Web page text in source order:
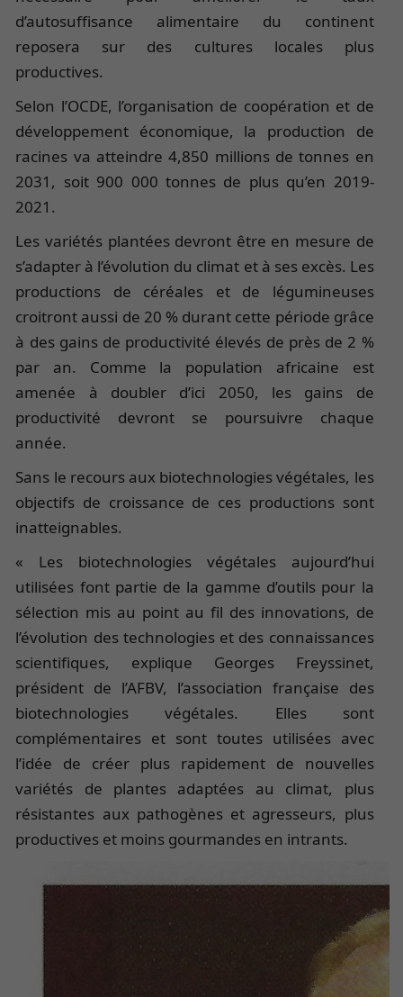
d’autosuffisance alimentaire du continent
reposera sur des cultures locales plus
productives.
Selon l’OCDE, l’organisation de coopération et de
développement économique, la production de
racines va atteindre 4,850 millions de tonnes en
2031, soit 900 000 tonnes de plus qu’en 2019-
2021.
Les variétés plantées devront être en mesure de
s’adapter à l’évolution du climat et à ses excès. Les
productions de céréales et de légumineuses
croitront aussi de 20 % durant cette période grâce
à des gains de productivité élevés de près de 2 %
par an. Comme la population africaine est
amenée à doubler d’ici 2050, les gains de
productivité devront se poursuivre chaque
année.
Sans le recours aux biotechnologies végétales, les
objectifs de croissance de ces productions sont
inatteignables.
« Les biotechnologies végétales aujourd’hui
utilisées font partie de la gamme d’outils pour la
sélection mis au point au fil des innovations, de
l’évolution des technologies et des connaissances
scientifiques, explique Georges Freyssinet,
président de l’AFBV, l’association française des
biotechnologies végétales. Elles sont
complémentaires et sont toutes utilisées avec
l’idée de créer plus rapidement de nouvelles
variétés de plantes adaptées au climat, plus
résistantes aux pathogènes et agresseurs, plus
productives et moins gourmandes en intrants.